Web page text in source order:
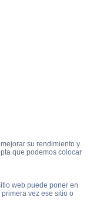
su rendimiento y
que podemos colocar
web puede poner en
vez ese sitio o